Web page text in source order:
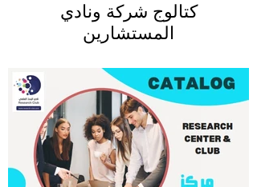
كتالوج شركة ونادي
المستشارين